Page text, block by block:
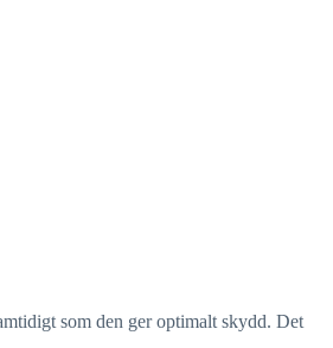
som den ger optimalt skydd. Det